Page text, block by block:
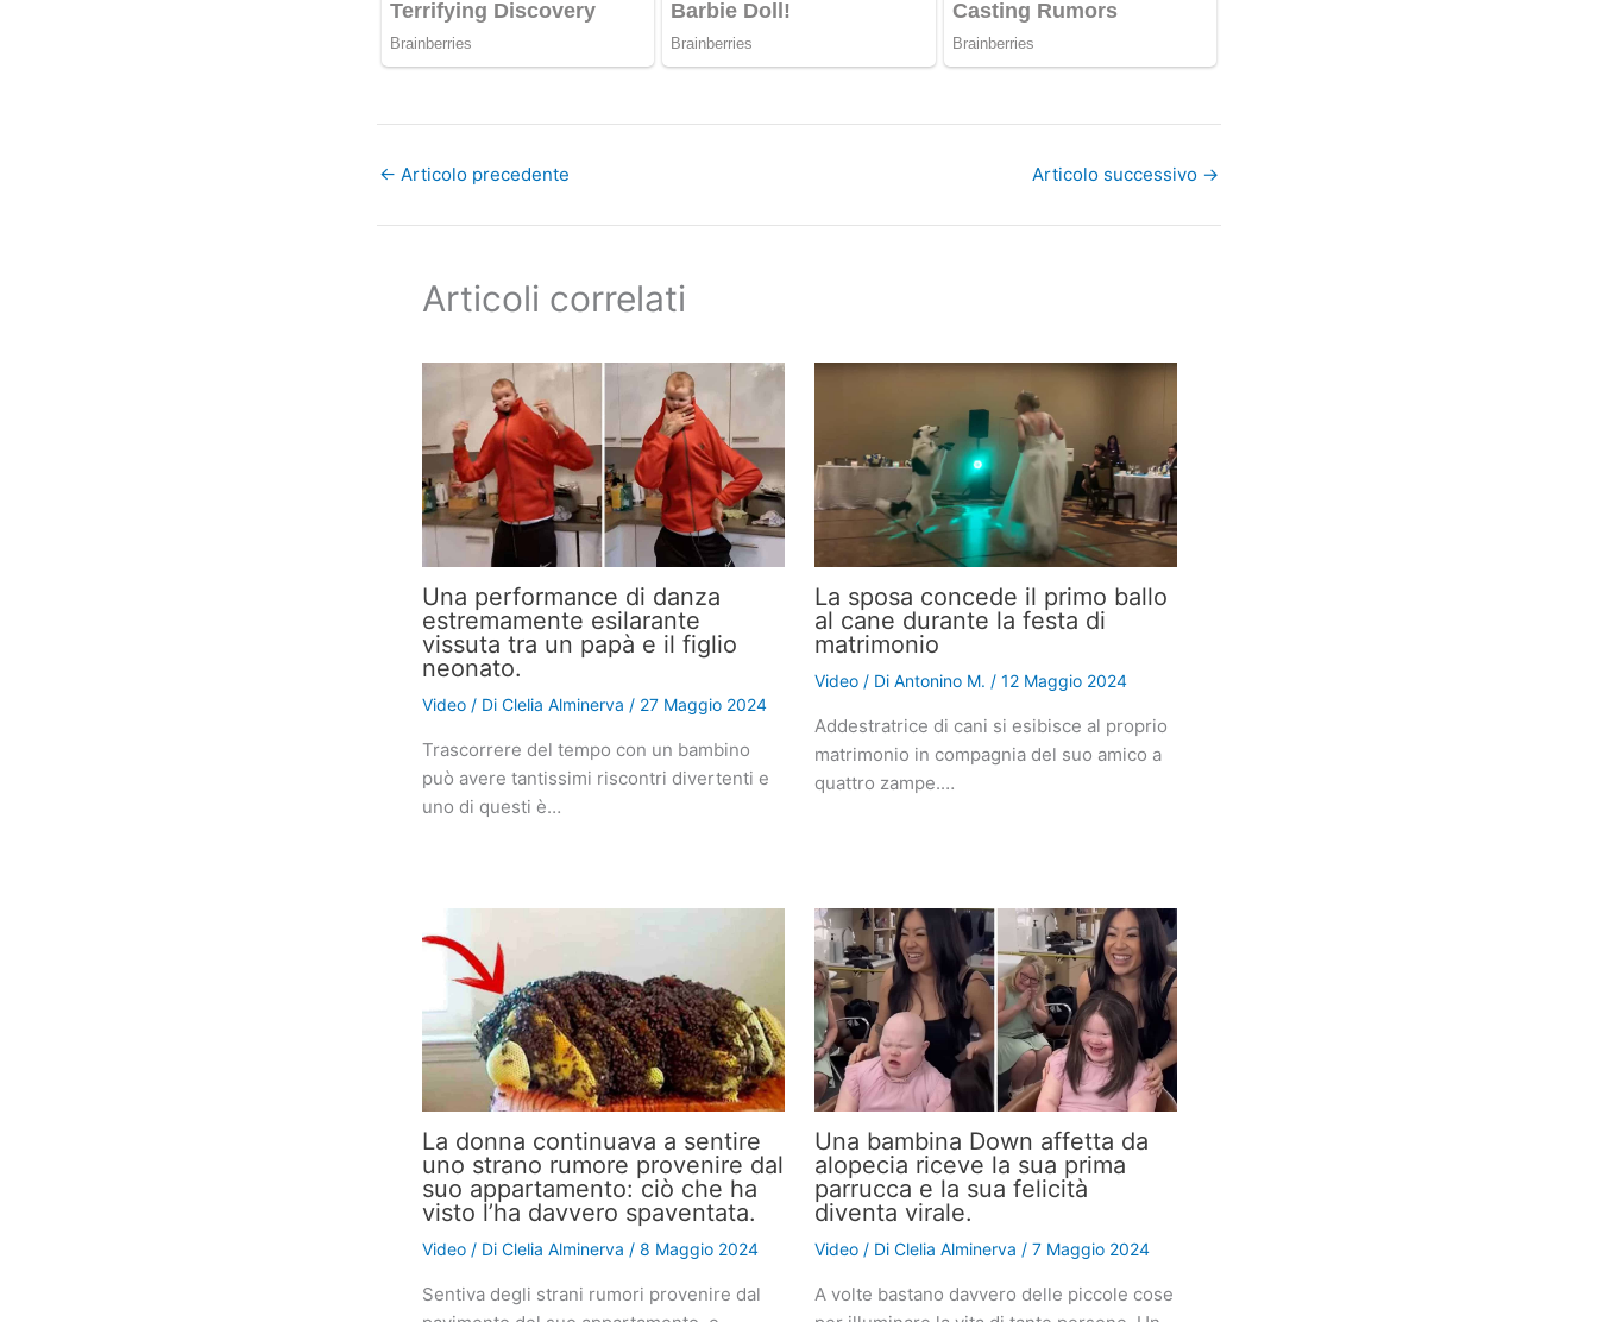
← Articolo precedente Articolo successivo →
Articoli correlati
Una performance di danza
estremamente esilarante
vissuta tra un papà e il figlio
neonato.
Video/ Di Clelia Alminerva / 27 Maggio 2024
Trascorrere del tempo con un bambino
può avere tantissimi riscontri divertenti e
uno di questi è…
La sposa concede il primo ballo
al cane durante la festa di
matrimonio
Video/ Di Antonino M. / 12 Maggio 2024
Addestratrice di cani si esibisce al proprio
matrimonio in compagnia del suo amico a
quattro zampe.…
La donna continuava a sentire
uno strano rumore provenire dal
suo appartamento: ciò che ha
visto l’ha davvero spaventata.
Video/ Di Clelia Alminerva / 8 Maggio 2024
Sentiva degli strani rumori provenire dal
Una bambina Down affetta da
alopecia riceve la sua prima
parrucca e la sua felicità
diventa virale.
Video/ Di Clelia Alminerva / 7 Maggio 2024
A volte bastano davvero delle piccole cose